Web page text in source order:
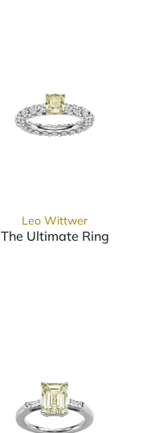
Leo Wittwer
The Ultimate Ring